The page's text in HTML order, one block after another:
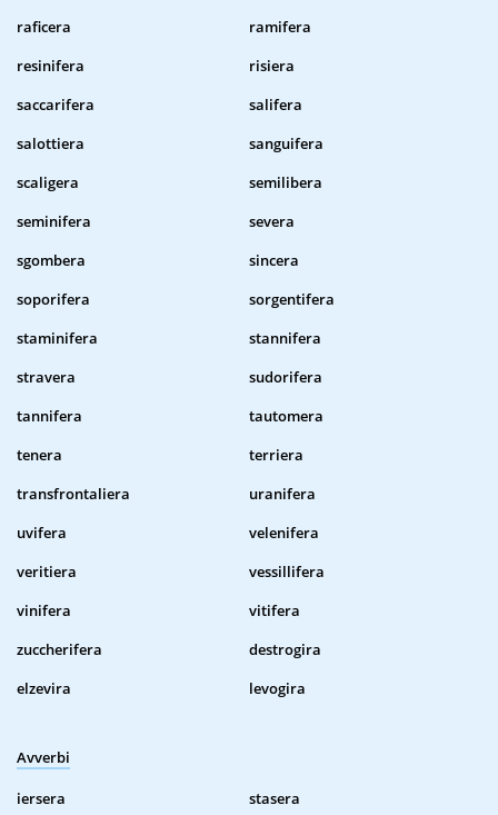
raficera
ramifera
resinifera
risiera
saccarifera
salifera
salottiera
sanguifera
scaligera
semilibera
seminifera
severa
sgombera
sincera
soporifera
sorgentifera
staminifera
stannifera
stravera
sudorifera
tannifera
tautomera
tenera
terriera
transfrontaliera
uranifera
uvifera
velenifera
veritiera
vessillifera
vinifera
vitifera
zuccherifera
destrogira
elzevira
levogira
Avverbi
iersera
stasera